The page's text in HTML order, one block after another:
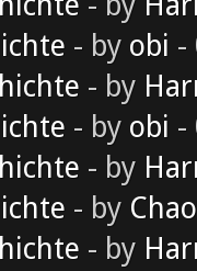
- by obi -
- by
- by obi -
- by
- by
- by